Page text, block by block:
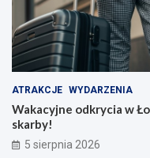
ATRAKCJE WYDARZENIA
Wakacyjne odkrycia w
skarby!
5 sierpnia 2026